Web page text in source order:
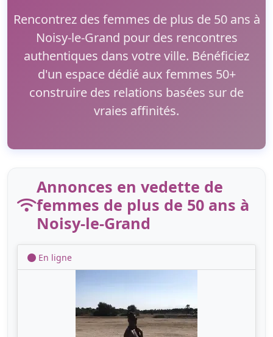
Rencontrez des femmes de plus de 50 ans à
Noisy-le-Grand pour des rencontres
authentiques dans votre ville. Bénéficiez
d'un espace dédié aux femmes 50+
construire des relations basées sur de
vraies affinités.
Annonces en vedette de
femmes de plus de 50 ans à
Noisy-le-Grand
En ligne